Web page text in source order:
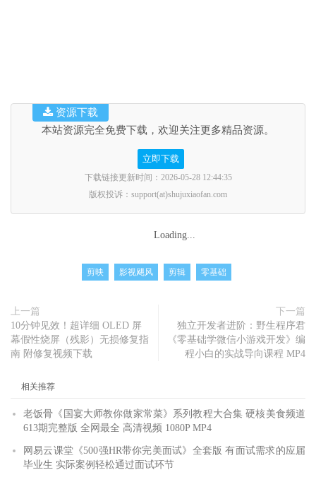
本站资源完全免费下载，欢迎关注更多精品资源。
立即下载
下载链接更新时间：2026-05-28 12:44:35
版权投诉：support(at)shujuxiaofan.com
资源下载
Loading...
剪映 影视飓风 剪辑 零基础
上一篇
10分钟见效！超详细 OLED 屏
幕假性烧屏（残影）无损修复指
南 附修复视频下载
下一篇
独立开发者进阶：野生程序君
《零基础学微信小游戏开发》编
程小白的实战导向课程 MP4
相关推荐
老饭骨《国宴大师教你做家常菜》系列教程大合集 硬核美食频道
613期完整版 全网最全 高清视频 1080P MP4
网易云课堂《500强HR带你完美面试》全套版 有面试需求的应届
毕业生 实际案例轻松通过面试环节